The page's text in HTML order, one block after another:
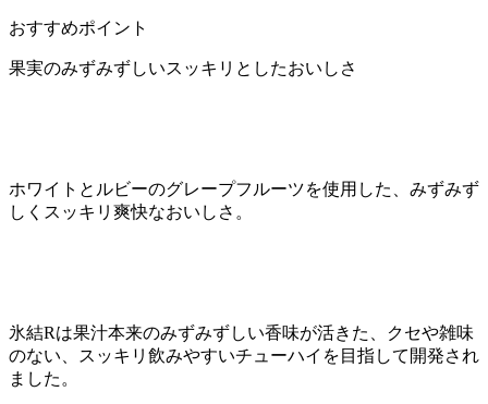
おすすめポイント
果実のみずみずしいスッキリとしたおいしさ
ホワイトとルビーのグレープフルーツを使用した、みずみず
しくスッキリ爽快なおいしさ。
氷結Rは果汁本来のみずみずしい香味が活きた、クセや雑味
のない、スッキリ飲みやすいチューハイを目指して開発され
ました。